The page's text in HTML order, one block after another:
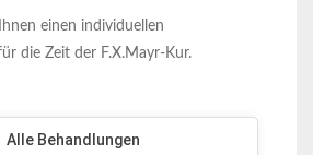
einen individuellen
die Zeit der F.X.Mayr-Kur.
Alle Behandlungen